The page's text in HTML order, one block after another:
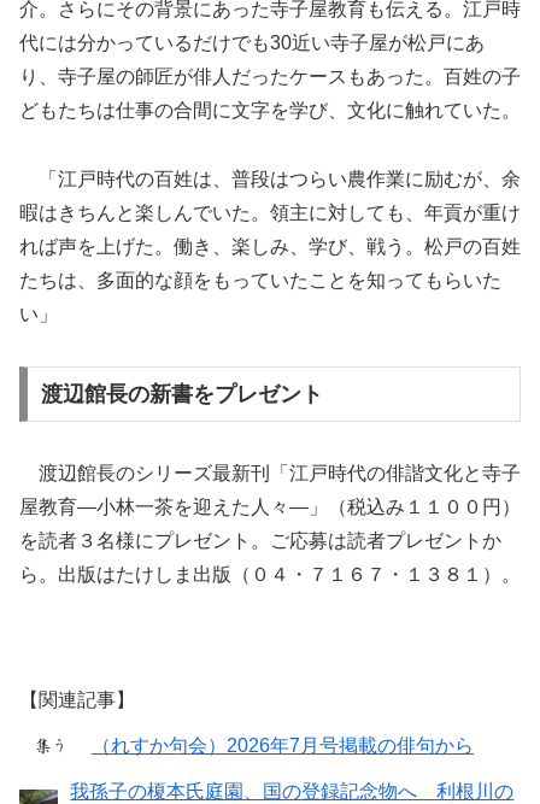
介。さらにその背景にあった寺子屋教育も伝える。江戸時
代には分かっているだけでも30近い寺子屋が松戸にあ
り、寺子屋の師匠が俳人だったケースもあった。百姓の子
どもたちは仕事の合間に文字を学び、文化に触れていた。
「江戸時代の百姓は、普段はつらい農作業に励むが、余
暇はきちんと楽しんでいた。領主に対しても、年貢が重け
れば声を上げた。働き、楽しみ、学び、戦う。松戸の百姓
たちは、多面的な顔をもっていたことを知ってもらいた
い」
渡辺館長の新書をプレゼント
渡辺館長のシリーズ最新刊「江戸時代の俳諧文化と寺子
屋教育―小林一茶を迎えた人々―」（税込み１１００円）
を読者３名様にプレゼント。ご応募は読者プレゼントか
ら。出版はたけしま出版（０４・７１６７・１３８１）。
【関連記事】
（れすか句会）2026年7月号掲載の俳句から
我孫子の榎本氏庭園、国の登録記念物へ 利根川の